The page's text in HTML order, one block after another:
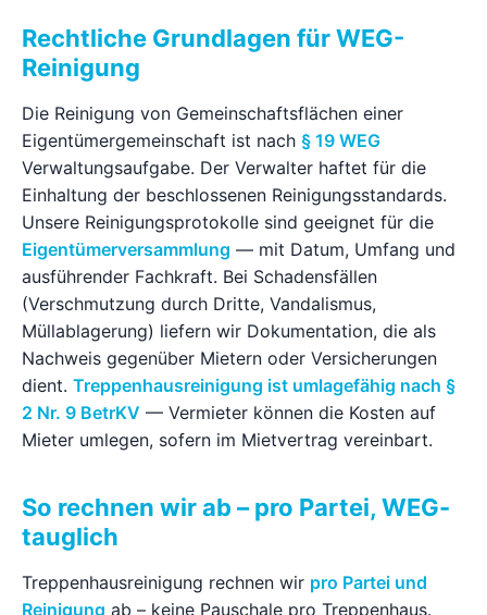
Rechtliche Grundlagen für WEG-
Reinigung
Die Reinigung von Gemeinschaftsflächen einer
Eigentümergemeinschaft ist nach § 19 WEG
Verwaltungsaufgabe. Der Verwalter haftet für die
Einhaltung der beschlossenen Reinigungsstandards.
Unsere Reinigungsprotokolle sind geeignet für die
Eigentümerversammlung — mit Datum, Umfang und
ausführender Fachkraft. Bei Schadensfällen
(Verschmutzung durch Dritte, Vandalismus,
Müllablagerung) liefern wir Dokumentation, die als
Nachweis gegenüber Mietern oder Versicherungen
dient. Treppenhausreinigung ist umlagefähig nach §
2 Nr. 9 BetrKV — Vermieter können die Kosten auf
Mieter umlegen, sofern im Mietvertrag vereinbart.
So rechnen wir ab – pro Partei, WEG-
tauglich
Treppenhausreinigung rechnen wir pro Partei und
Reinigung ab – keine Pauschale pro Treppenhaus.